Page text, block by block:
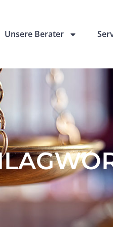
Unsere Berater